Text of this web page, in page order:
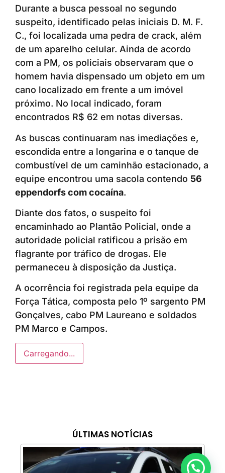
ÚLTIMAS NOTÍCIAS
Durante a busca pessoal no segundo
suspeito, identificado pelas iniciais D. M. F.
C., foi localizada uma pedra de crack, além
de um aparelho celular. Ainda de acordo
com a PM, os policiais observaram que o
homem havia dispensado um objeto em um
cano localizado em frente a um imóvel
próximo. No local indicado, foram
encontrados R$ 62 em notas diversas.
As buscas continuaram nas imediações e,
escondida entre a longarina e o tanque de
combustível de um caminhão estacionado, a
equipe encontrou uma sacola contendo 56
eppendorfs com cocaína.
Diante dos fatos, o suspeito foi
encaminhado ao Plantão Policial, onde a
autoridade policial ratificou a prisão em
flagrante por tráfico de drogas. Ele
permaneceu à disposição da Justiça.
A ocorrência foi registrada pela equipe da
Força Tática, composta pelo 1º sargento PM
Gonçalves, cabo PM Laureano e soldados
PM Marco e Campos.
Carregando...
Anunciar ou recomendar matéria